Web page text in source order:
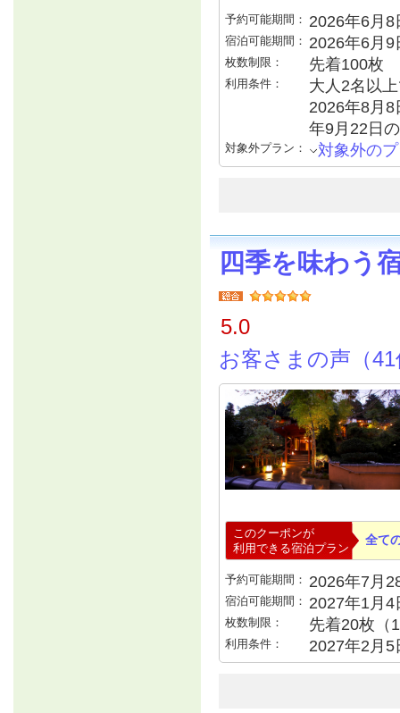
予約可能期間： 2026年6月
宿泊可能期間： 2026年6月
枚数制限： 先着100枚
利用条件：
大人2名以
2026年8月
年9月22日
対象外プラン： 対象外の
四季を味わう
5.0
お客さまの声（
このクーポンが
利用できる宿泊プラン
全て
予約可能期間： 2026年7月
宿泊可能期間： 2027年1月
枚数制限： 先着20枚（
利用条件： 2027年2月